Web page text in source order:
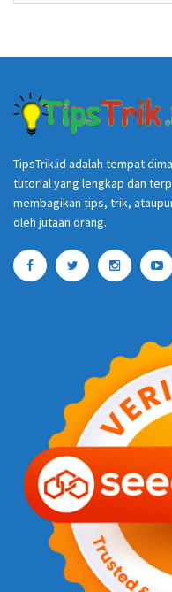
TipsTrik.id adalah tempat
tutorial yang lengkap dan
membagikan tips, trik,
oleh jutaan orang.